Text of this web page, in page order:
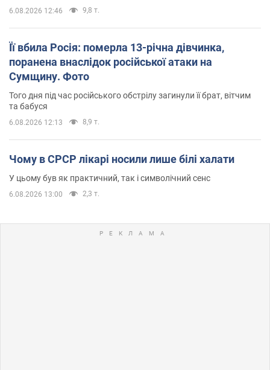
6.08.2026 12:46 9,8 т.
Її вбила Росія: померла 13-річна дівчинка,
поранена внаслідок російської атаки на
Сумщину. Фото
Того дня під час російського обстрілу загинули її брат, вітчим
та бабуся
6.08.2026 12:13 8,9 т.
Чому в СРСР лікарі носили лише білі халати
У цьому був як практичний, так і символічний сенс
6.08.2026 13:00 2,3 т.